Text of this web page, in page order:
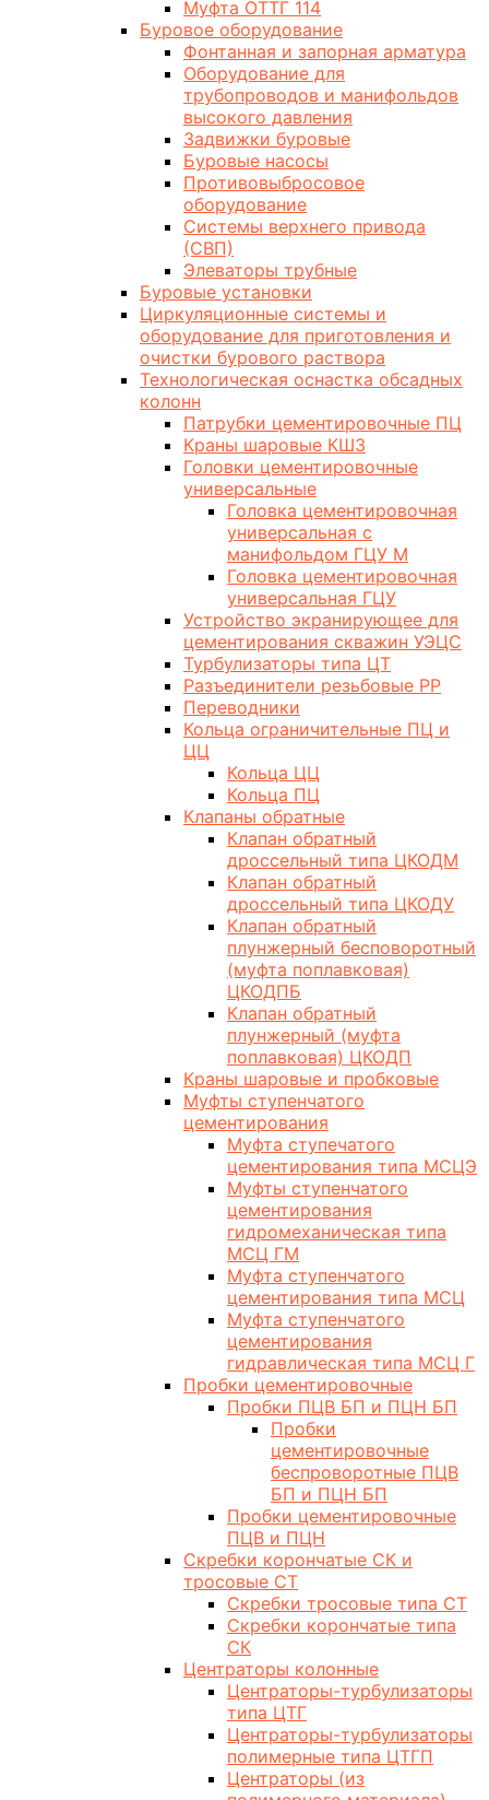
Муфта ОТТГ 114
Буровое оборудование
Фонтанная и запорная арматура
Оборудование для
трубопроводов и манифольдов
высокого давления
Задвижки буровые
Буровые насосы
Противовыбросовое
оборудование
Системы верхнего привода
(СВП)
Элеваторы трубные
Буровые установки
Циркуляционные системы и
оборудование для приготовления и
очистки бурового раствора
Технологическая оснастка обсадных
колонн
Патрубки цементировочные ПЦ
Краны шаровые КШЗ
Головки цементировочные
универсальные
Головка цементировочная
универсальная с
манифольдом ГЦУ М
Головка цементировочная
универсальная ГЦУ
Устройство экранирующее для
цементирования скважин УЭЦС
Турбулизаторы типа ЦТ
Разъединители резьбовые РР
Переводники
Кольца ограничительные ПЦ и
ЦЦ
Кольца ЦЦ
Кольца ПЦ
Клапаны обратные
Клапан обратный
дроссельный типа ЦКОДМ
Клапан обратный
дроссельный типа ЦКОДУ
Клапан обратный
плунжерный бесповоротный
(муфта поплавковая)
ЦКОДПБ
Клапан обратный
плунжерный (муфта
поплавковая) ЦКОДП
Краны шаровые и пробковые
Муфты ступенчатого
цементирования
Муфта ступечатого
цементирования типа МСЦЭ
Муфты ступенчатого
цементирования
гидромеханическая типа
МСЦ ГМ
Муфта ступенчатого
цементирования типа МСЦ
Муфта ступенчатого
цементирования
гидравлическая типа МСЦ Г
Пробки цементировочные
Пробки ПЦВ БП и ПЦН БП
Пробки
цементировочные
беспроворотные ПЦВ
БП и ПЦН БП
Пробки цементировочные
ПЦВ и ПЦН
Скребки корончатые СК и
тросовые СТ
Скребки тросовые типа СТ
Скребки корончатые типа
СК
Центраторы колонные
Центраторы-турбулизаторы
типа ЦТГ
Центраторы-турбулизаторы
полимерные типа ЦТГП
Центраторы (из